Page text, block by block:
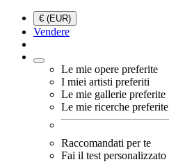
€ (EUR)
Vendere
Le mie opere preferite
I miei artisti preferiti
Le mie gallerie preferite
Le mie ricerche preferite
Raccomandati per te
Fai il test personalizzato